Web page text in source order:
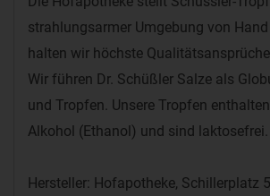
strahlungsarmer Umgebung von Hand
halten wir höchste
Wir führen Dr. Schüßler Salze als
und Tropfen. Unsere Tropfen
Alkohol (Ethanol) und sind laktosefrei.
Hersteller: Hofapotheke, Schillerplatz